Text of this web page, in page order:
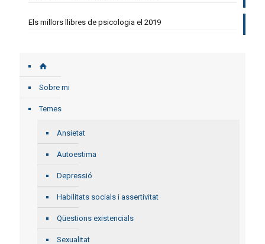
Els millors llibres de psicologia el 2019
Sobre mi
Temes
Ansietat
Autoestima
Depressió
Habilitats socials i assertivitat
Qüestions existencials
Sexualitat